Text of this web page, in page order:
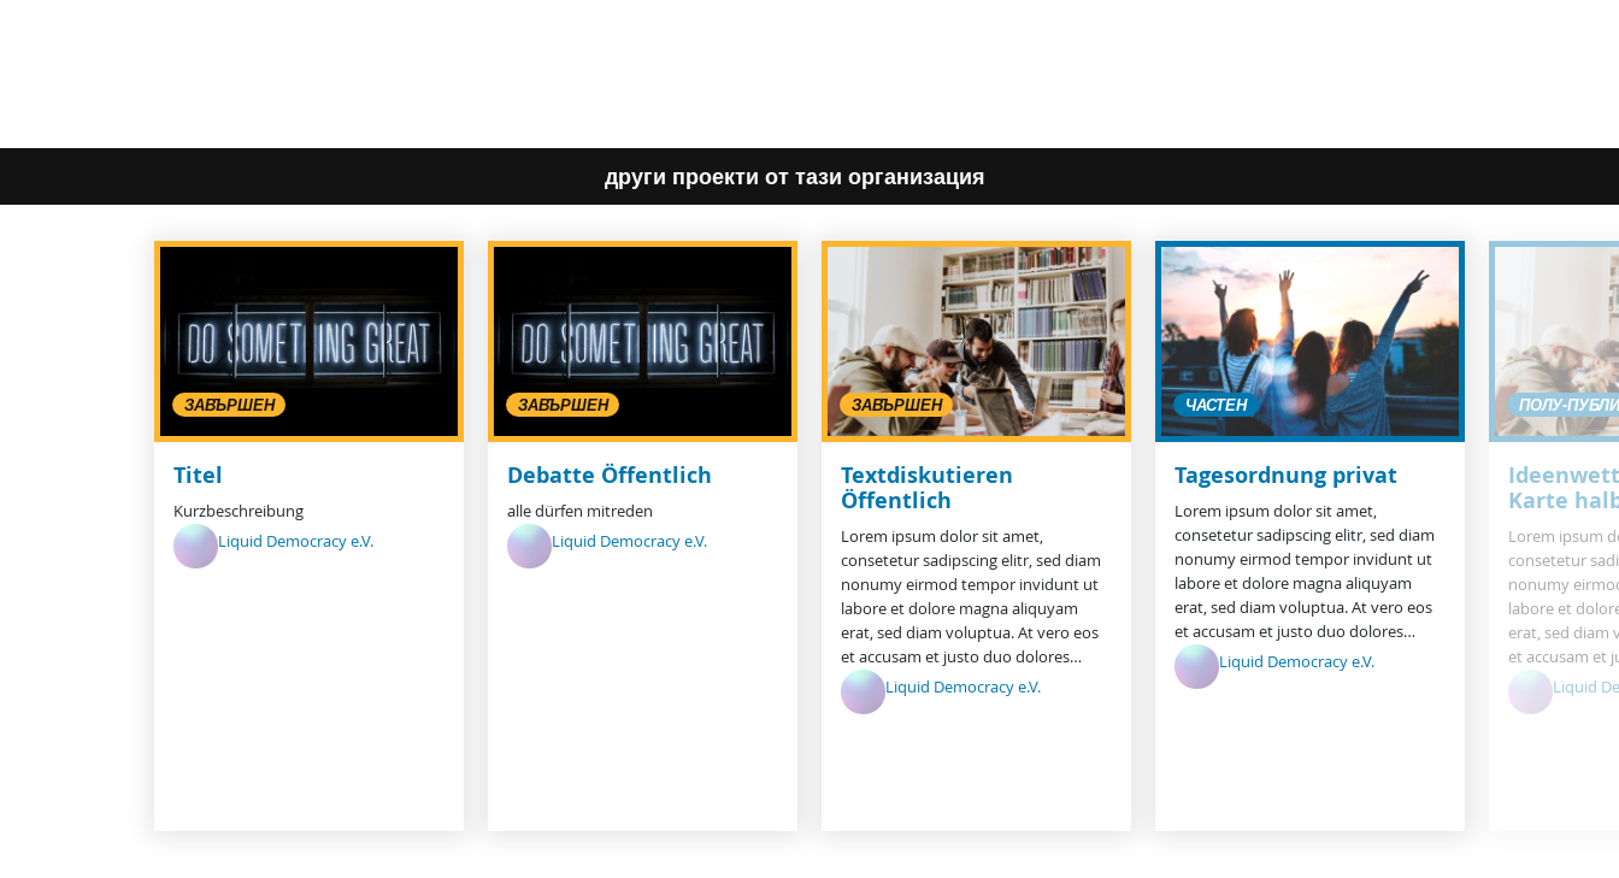
други проекти от тази организация
ЗАВЪРШЕН
Titel
Kurzbeschreibung
Liquid Democracy e.V.
ЗАВЪРШЕН
Debatte Öffentlich
alle dürfen mitreden
Liquid Democracy e.V.
ЗАВЪРШЕН
Textdiskutieren
Öffentlich
Lorem ipsum dolor sit amet,
consetetur sadipscing elitr, sed diam
nonumy eirmod tempor invidunt ut
labore et dolore magna aliquyam
erat, sed diam voluptua. At vero eos
et accusam et justo duo dolores…
Liquid Democracy e.V.
ЧАСТЕН
Tagesordnung privat
Lorem ipsum dolor sit amet,
consetetur sadipscing elitr, sed diam
nonumy eirmod tempor invidunt ut
labore et dolore magna aliquyam
erat, sed diam voluptua. At vero eos
et accusam et justo duo dolores…
Liquid Democracy e.V.
ПОЛУ-
Karte
Lorem ipsum
consetetur
nonumy
labore et
erat, sed diam
et accusam et
Liquid